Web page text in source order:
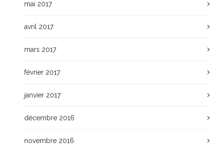
mai 2017
avril 2017
mars 2017
février 2017
janvier 2017
décembre 2016
novembre 2016